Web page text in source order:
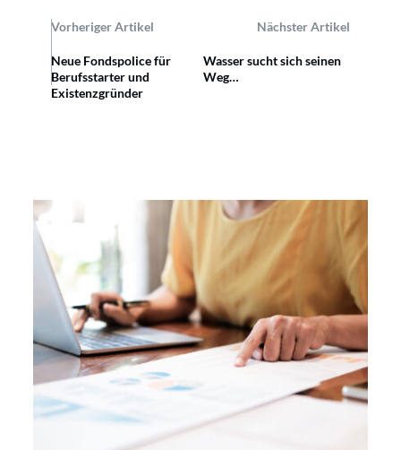
Vorheriger Artikel Nächster Artikel
Neue Fondspolice für
Berufsstarter und
Existenzgründer
Wasser sucht sich seinen
Weg…